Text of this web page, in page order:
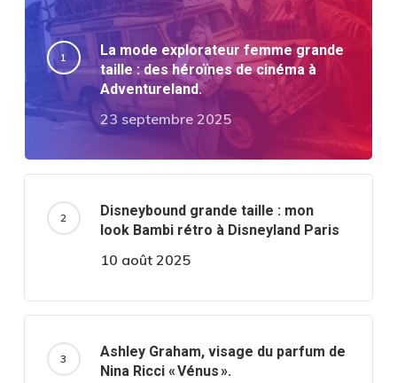
La mode explorateur femme grande
taille : des héroïnes de cinéma à
Adventureland.
23 septembre 2025
Disneybound grande taille : mon
look Bambi rétro à Disneyland Paris
10 août 2025
Ashley Graham, visage du parfum de
Nina Ricci « Vénus ».